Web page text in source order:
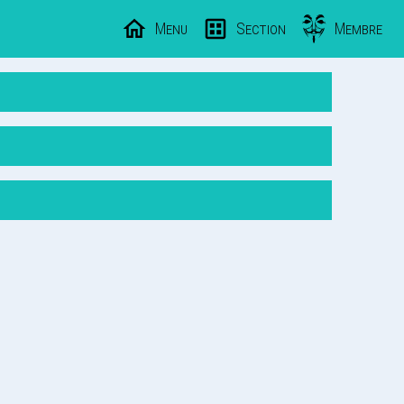
Menu Section Membre